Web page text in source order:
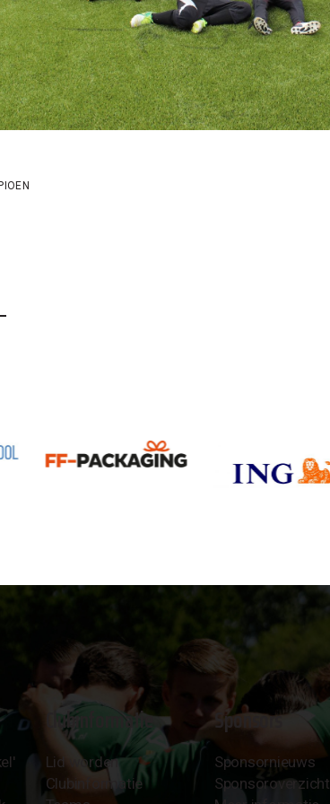
Clubinformatie
Lid worden
Clubinformatie
Sponsors
Sponsornieuws
Sponsoroverzicht